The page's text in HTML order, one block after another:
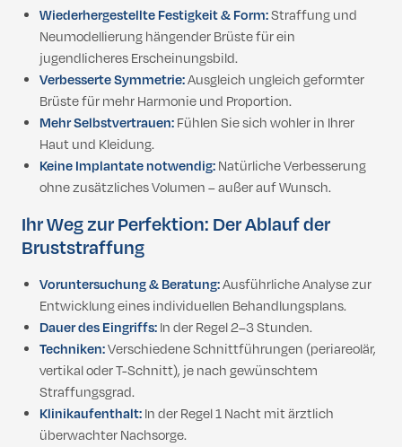
Wiederhergestellte Festigkeit & Form:Straffung und
Neumodellierung hängender Brüste für ein
jugendlicheres Erscheinungsbild.
Verbesserte Symmetrie:Ausgleich ungleich geformter
Brüste für mehr Harmonie und Proportion.
Mehr Selbstvertrauen:Fühlen Sie sich wohler in Ihrer
Haut und Kleidung.
Keine Implantate notwendig:Natürliche Verbesserung
ohne zusätzliches Volumen – außer auf Wunsch.
Ihr Weg zur Perfektion: Der Ablauf der
Bruststraffung
Voruntersuchung & Beratung:Ausführliche Analyse zur
Entwicklung eines individuellen Behandlungsplans.
Dauer des Eingriffs:In der Regel 2–3 Stunden.
Techniken:Verschiedene Schnittführungen (periareolär,
vertikal oder T-Schnitt), je nach gewünschtem
Straffungsgrad.
Klinikaufenthalt:In der Regel 1 Nacht mit ärztlich
überwachter Nachsorge.